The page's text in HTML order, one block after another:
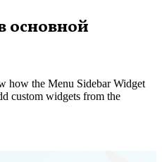
основной
how the Menu Sidebar Widget
custom widgets from the